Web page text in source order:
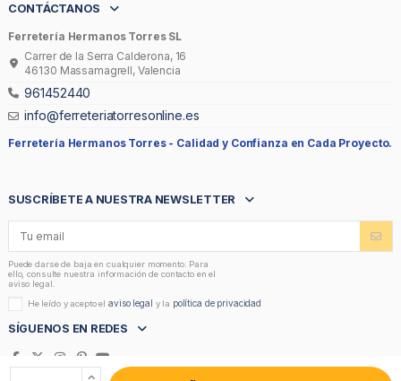
CONTÁCTANOS
Ferretería Hermanos Torres SL
Carrer de la Serra Calderona, 16
46130 Massamagrell, Valencia
961452440
info@ferreteriatorresonline.es
Ferretería Hermanos Torres - Calidad y Confianza en Cada Proyecto.
SUSCRÍBETE A NUESTRA NEWSLETTER
Puede darse de baja en cualquier momento. Para
ello, consulte nuestra información de contacto en el
aviso legal.
He leído y acepto elaviso legal y la política de privacidad
SÍGUENOS EN REDES